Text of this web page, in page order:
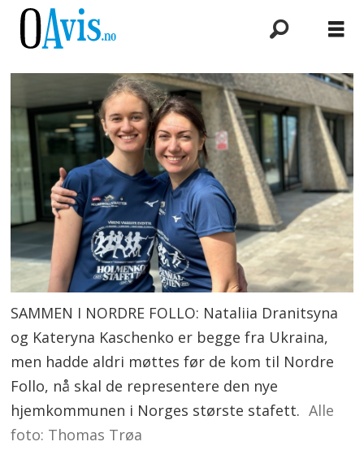
SAMMEN I NORDRE FOLLO: Nataliia Dranitsyna
og Kateryna Kaschenko er begge fra Ukraina,
men hadde aldri møttes før de kom til Nordre
Follo, nå skal de representere den nye
hjemkommunen i Norges største stafett. Alle
foto: Thomas Trøa